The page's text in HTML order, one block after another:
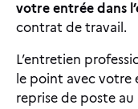
votre entrée dans
contrat de travail.
L’entretien
le point avec votre
reprise de poste